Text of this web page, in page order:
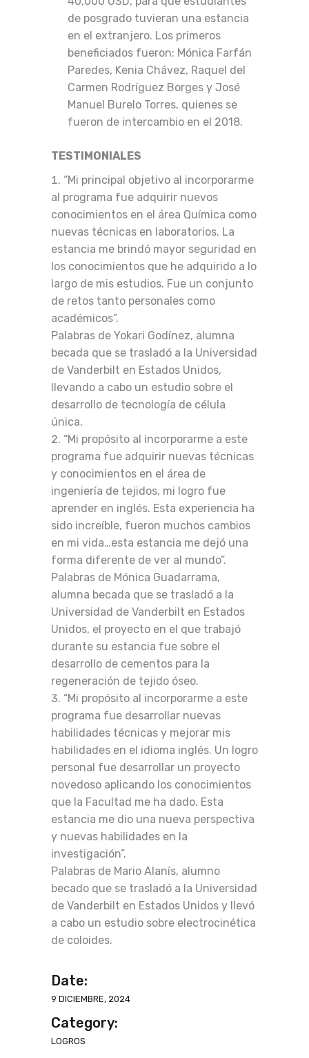
de posgrado tuvieran una estancia
en el extranjero. Los primeros
beneficiados fueron: Mónica Farfán
Paredes, Kenia Chávez, Raquel del
Carmen Rodríguez Borges y José
Manuel Burelo Torres, quienes se
fueron de intercambio en el 2018.
TESTIMONIALES
“Mi principal objetivo al incorporarme
al programa fue adquirir nuevos
conocimientos en el área Química como
nuevas técnicas en laboratorios. La
estancia me brindó mayor seguridad en
los conocimientos que he adquirido a lo
largo de mis estudios. Fue un conjunto
de retos tanto personales como
académicos”.
Palabras de Yokari Godínez, alumna
becada que se trasladó a la Universidad
de Vanderbilt en Estados Unidos,
llevando a cabo un estudio sobre el
desarrollo de tecnología de célula
única.
“Mi propósito al incorporarme a este
programa fue adquirir nuevas técnicas
y conocimientos en el área de
ingeniería de tejidos, mi logro fue
aprender en inglés. Esta experiencia ha
sido increíble, fueron muchos cambios
en mi vida…esta estancia me dejó una
forma diferente de ver al mundo”.
Palabras de Mónica Guadarrama,
alumna becada que se trasladó a la
Universidad de Vanderbilt en Estados
Unidos, el proyecto en el que trabajó
durante su estancia fue sobre el
desarrollo de cementos para la
regeneración de tejido óseo.
“Mi propósito al incorporarme a este
programa fue desarrollar nuevas
habilidades técnicas y mejorar mis
habilidades en el idioma inglés. Un logro
personal fue desarrollar un proyecto
novedoso aplicando los conocimientos
que la Facultad me ha dado. Esta
estancia me dio una nueva perspectiva
y nuevas habilidades en la
investigación”.
Palabras de Mario Alanís, alumno
becado que se trasladó a la Universidad
de Vanderbilt en Estados Unidos y llevó
a cabo un estudio sobre electrocinética
de coloides.
Date:
9 DICIEMBRE, 2024
Category:
LOGROS